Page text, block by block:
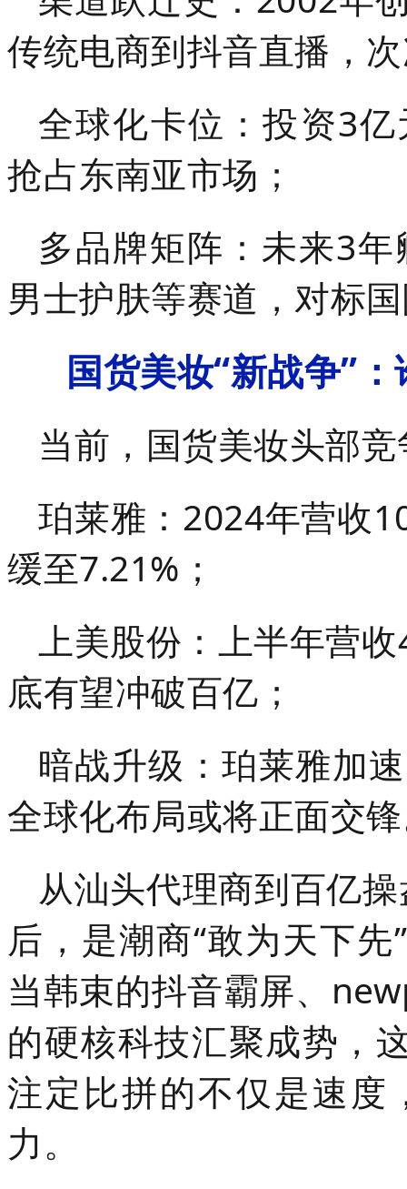
传统电商到抖音直播，
全球化卡位：投资3
抢占东南亚市场；
多品牌矩阵：未来3
男士护肤等赛道，对标
国货美妆“新战争”
当前，国货美妆头部竞
珀莱雅：2024年营收
缓至7.21%；
上美股份：上半年营
底有望冲破百亿；
暗战升级：珀莱雅加
全球化布局或将正面交
从汕头代理商到百亿
后，是潮商“敢为天下
当韩束的抖音霸屏、
的硬核科技汇聚成势，
注定比拼的不仅是速度
力。